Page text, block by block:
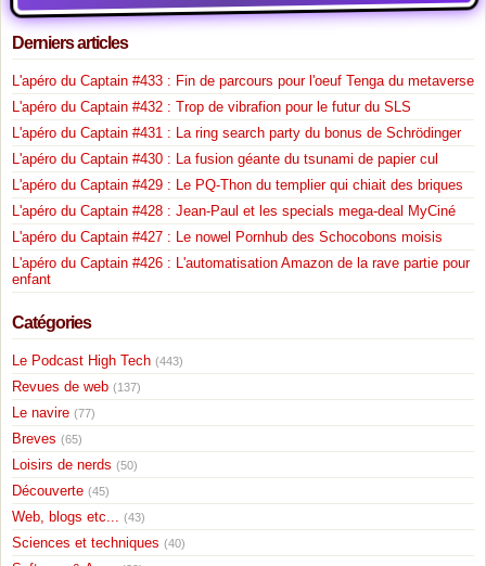
Derniers articles
L'apéro du Captain #433 : Fin de parcours pour l'oeuf Tenga du metaverse
L'apéro du Captain #432 : Trop de vibrafion pour le futur du SLS
L'apéro du Captain #431 : La ring search party du bonus de Schrödinger
L'apéro du Captain #430 : La fusion géante du tsunami de papier cul
L'apéro du Captain #429 : Le PQ-Thon du templier qui chiait des briques
L'apéro du Captain #428 : Jean-Paul et les specials mega-deal MyCiné
L'apéro du Captain #427 : Le nowel Pornhub des Schocobons moisis
L'apéro du Captain #426 : L'automatisation Amazon de la rave partie pour
enfant
Catégories
Le Podcast High Tech (443)
Revues de web (137)
Le navire (77)
Breves (65)
Loisirs de nerds (50)
Découverte (45)
Web, blogs etc... (43)
Sciences et techniques (40)